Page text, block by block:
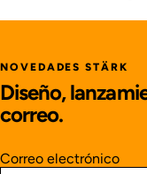
NOVEDADES STÄRK
Diseño,
correo.
Correo electrónico